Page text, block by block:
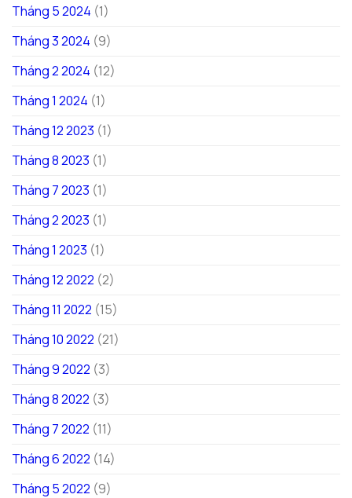
Tháng 5 2024 (1)
Tháng 3 2024 (9)
Tháng 2 2024 (12)
Tháng 1 2024 (1)
Tháng 12 2023 (1)
Tháng 8 2023 (1)
Tháng 7 2023 (1)
Tháng 2 2023 (1)
Tháng 1 2023 (1)
Tháng 12 2022 (2)
Tháng 11 2022 (15)
Tháng 10 2022 (21)
Tháng 9 2022 (3)
Tháng 8 2022 (3)
Tháng 7 2022 (11)
Tháng 6 2022 (14)
Tháng 5 2022 (9)